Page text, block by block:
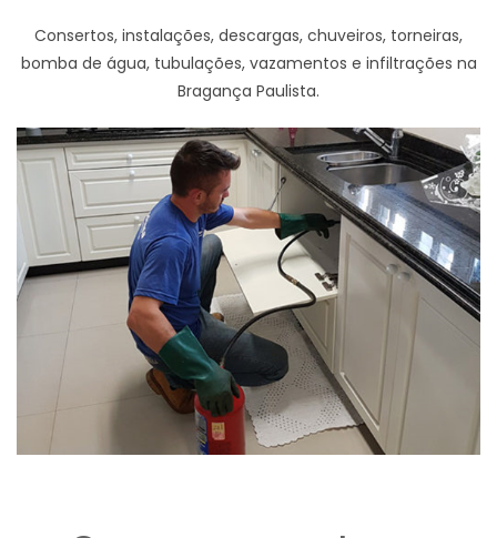
Consertos, instalações, descargas, chuveiros, torneiras,
bomba de água, tubulações, vazamentos e infiltrações na
Bragança Paulista.